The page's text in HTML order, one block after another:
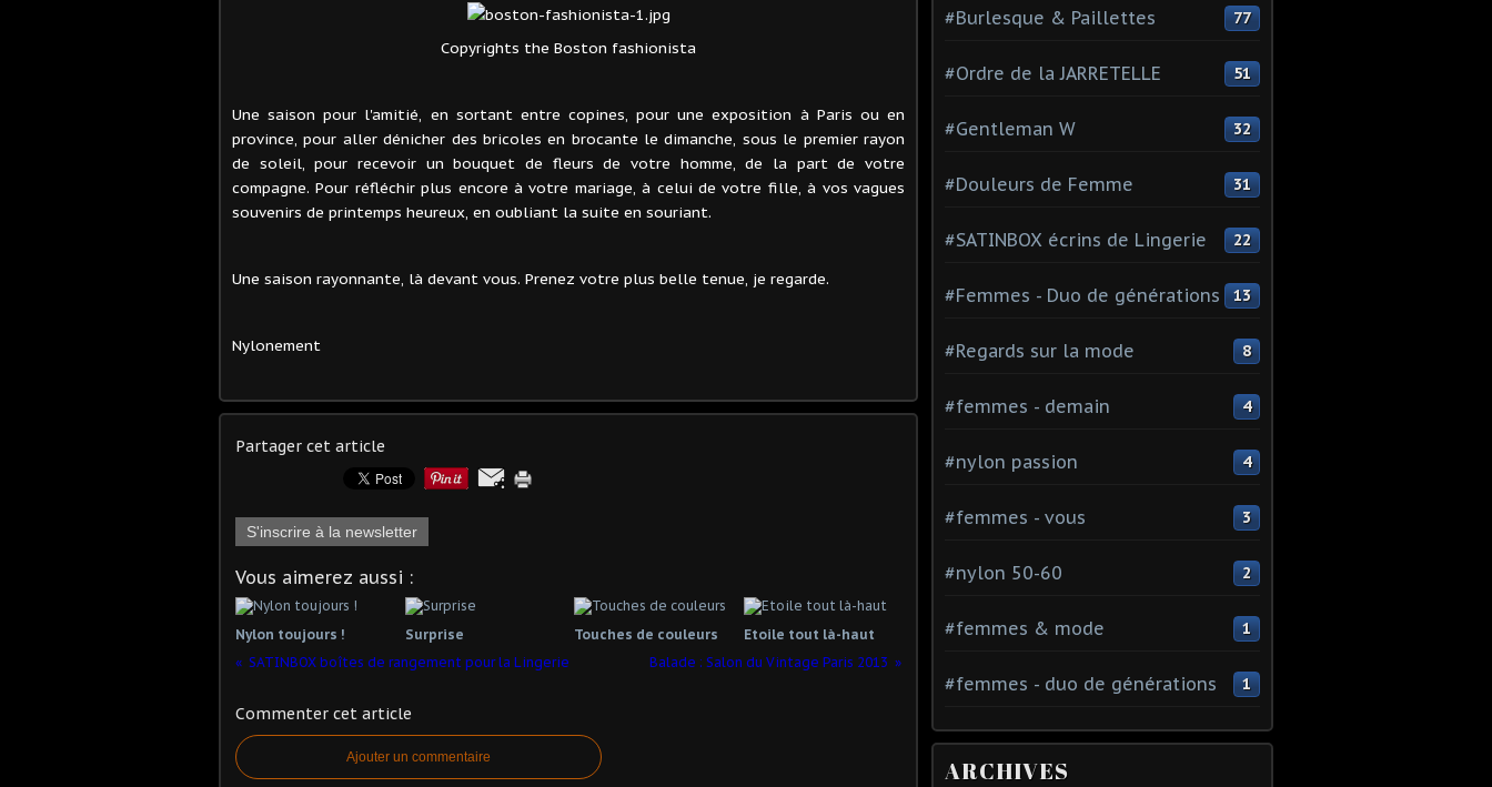
Copyrights the Boston fashionista
Une saison pour l'amitié, en sortant entre copines, pour une exposition à Paris ou en
province, pour aller dénicher des bricoles en brocante le dimanche, sous le premier rayon
de soleil, pour recevoir un bouquet de fleurs de votre homme, de la part de votre
compagne. Pour réfléchir plus encore à votre mariage, à celui de votre fille, à vos vagues
souvenirs de printemps heureux, en oubliant la suite en souriant.
Une saison rayonnante, là devant vous. Prenez votre plus belle tenue, je regarde.
Nylonement
Partager cet article
S'inscrire à la newsletter
Vous aimerez aussi :
Nylon toujours ! Surprise Touches de couleurs
Etoile tout là-haut
SATINBOX boîtes de rangement pour la Lingerie
Balade : Salon du Vintage Paris 2013
Commenter cet article
Ajouter un commentaire
#Burlesque & Paillettes 77
#Ordre de la JARRETELLE 51
#Gentleman W 32
#Douleurs de Femme 31
#SATINBOX écrins de Lingerie 22
#Femmes - Duo de générations 13
#Regards sur la mode 8
#femmes - demain 4
#nylon passion 4
#femmes - vous 3
#nylon 50-60 2
#femmes & mode 1
#femmes - duo de générations 1
ARCHIVES